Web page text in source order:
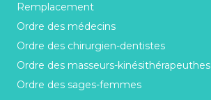
Remplacement
Ordre des médecins
Ordre des chirurgien-dentistes
Ordre des masseurs-kinésithérapeuthes
Ordre des sages-femmes